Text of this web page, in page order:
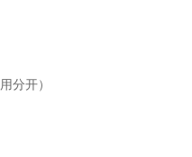
分开）